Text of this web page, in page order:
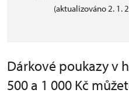
(aktualizováno 2. 1.
Dárkové poukazy v
500 a 1 000 Kč